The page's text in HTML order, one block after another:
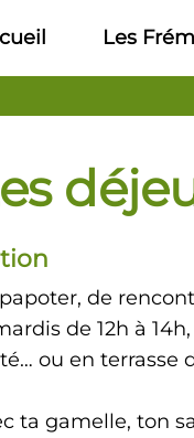
Les
de
de 12h à
ou en terrasse
ta gamelle, ton